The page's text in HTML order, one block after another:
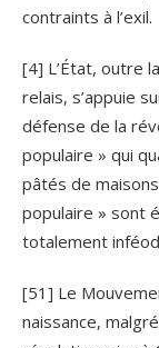
contraints à l’exil.
[4] L’État, outre
relais, s’appuie
défense de la
populaire » qui
pâtés de
populaire » sont
totalement
[51] Le
naissance,